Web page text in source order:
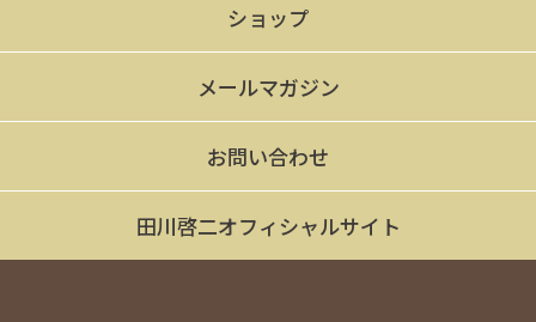
ショップ
メールマガジン
お問い合わせ
田川啓二オフィシャルサイト